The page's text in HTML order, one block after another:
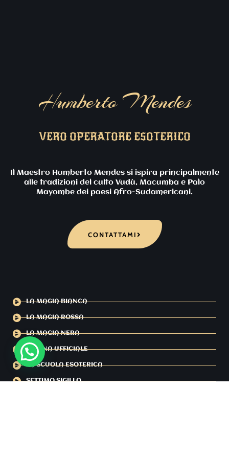
Humberto Mendes
VERO OPERATORE ESOTERICO
Il Maestro Humberto Mendes si ispira principalmente
alle tradizioni del culto Vudù, Macumba e Palo
Mayombe dei paesi Afro-Sudamericani.
CONTATTAMI
LA MAGIA BIANCA
LA MAGIA ROSSA
LA MAGIA NERA
PAGINA UFFICIALE
LA SCUOLA ESOTERICA
SETTIMO SIGILLO